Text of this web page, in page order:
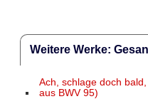
Weitere Werke:
Ach, schlage doch
aus BWV 95)